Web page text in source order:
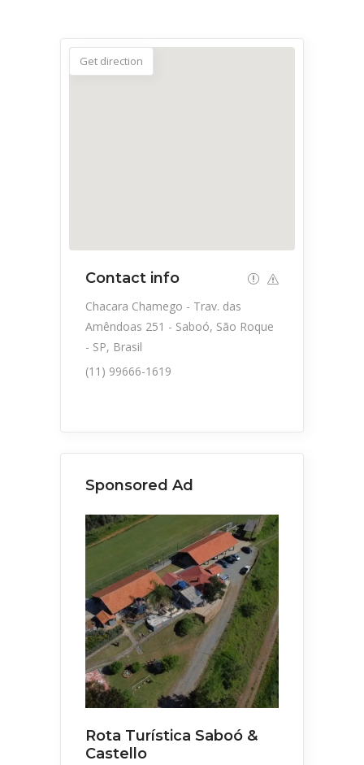
Get direction
Contact info
Chacara Chamego - Trav. das
Amêndoas 251 - Saboó, São Roque
- SP, Brasil
(11) 99666-1619
Sponsored Ad
Rota Turística Saboó &
Castello